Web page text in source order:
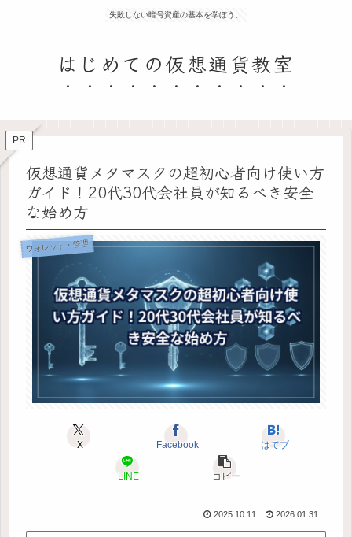
失敗しない暗号資産の基本を学ぼう。
はじめての仮想通貨教室
PR
仮想通貨メタマスクの超初心者向け使い方
ガイド！20代30代会社員が知るべき安全
な始め方
ウォレット・管理
X Facebook はてブ
LINE コピー
2025.10.11 2026.01.31